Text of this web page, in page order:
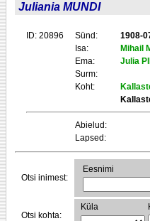
Juliania MUNDI
ID: 20896 Sünd:
1908-
Isa:
Mihail
Ema:
Julia
Surm:
Koht:
Abielud:
Lapsed:
Otsi inimest:
Eesnimi
Otsi kohta:
Küla